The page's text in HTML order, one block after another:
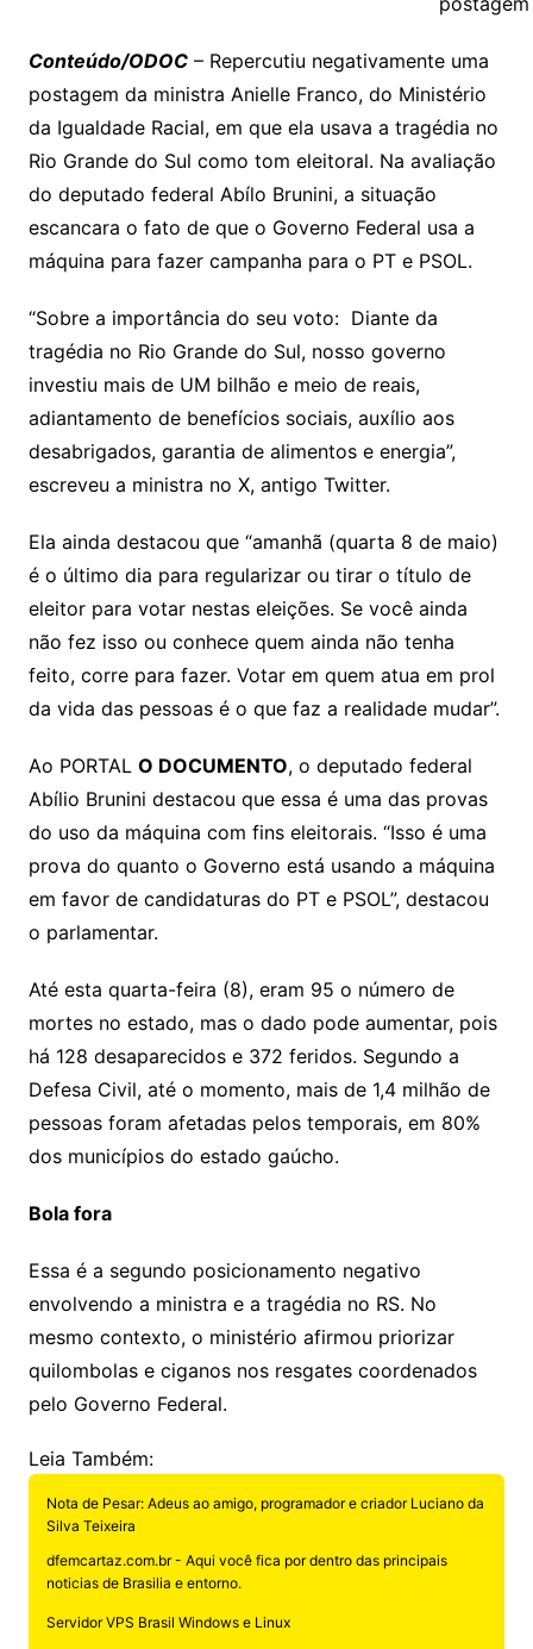
n
k
p
p
m
n
e
Cl
a
s
sr
o
m
e
a
g
e
k.
c
o
m
e o
M
ai
l
d
s
Conteúdo/ODOC– Repercutiu negativamente uma
postagem da ministra Anielle Franco, do Ministério
da Igualdade Racial, em que ela usava a tragédia no
Rio Grande do Sul como tom eleitoral. Na avaliação
do deputado federal Abílo Brunini, a situação
escancara o fato de que o Governo Federal usa a
máquina para fazer campanha para o PT e PSOL.
“Sobre a importância do seu voto: Diante da
tragédia no Rio Grande do Sul, nosso governo
investiu mais de UM bilhão e meio de reais,
adiantamento de benefícios sociais, auxílio aos
desabrigados, garantia de alimentos e energia”,
escreveu a ministra no X, antigo Twitter.
Ela ainda destacou que “amanhã (quarta 8 de maio)
é o último dia para regularizar ou tirar o título de
eleitor para votar nestas eleições. Se você ainda
não fez isso ou conhece quem ainda não tenha
feito, corre para fazer. Votar em quem atua em prol
da vida das pessoas é o que faz a realidade mudar”.
Ao PORTAL O DOCUMENTO, o deputado federal
Abílio Brunini destacou que essa é uma das provas
do uso da máquina com fins eleitorais. “Isso é uma
prova do quanto o Governo está usando a máquina
em favor de candidaturas do PT e PSOL”, destacou
o parlamentar.
Até esta quarta-feira (8), eram 95 o número de
mortes no estado, mas o dado pode aumentar, pois
há 128 desaparecidos e 372 feridos. Segundo a
Defesa Civil, até o momento, mais de 1,4 milhão de
pessoas foram afetadas pelos temporais, em 80%
dos municípios do estado gaúcho.
Bola fora
Essa é a segundo posicionamento negativo
envolvendo a ministra e a tragédia no RS. No
mesmo contexto, o ministério afirmou priorizar
quilombolas e ciganos nos resgates coordenados
pelo Governo Federal.
Leia Também:
Nota de Pesar: Adeus ao amigo, programador e criador Luciano da
Silva Teixeira
dfemcartaz.com.br - Aqui você fica por dentro das principais
noticias de Brasilia e entorno.
Servidor VPS Brasil Windows e Linux